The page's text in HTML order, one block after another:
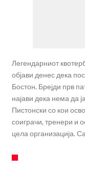
Легендарниот
објави денес дека
Бостон. Брејди прв
најави дека нема да
Пистонски со кои
соиграчи, тренери и
цела организација.